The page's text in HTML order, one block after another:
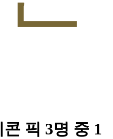
픽 3명 중 1